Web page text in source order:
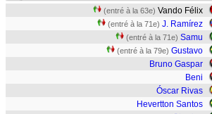
(entré à la 63e) Vando Félix
(entré à la 71e) J. Ramírez
(entré à la 71e) Samu
(entré à la 79e) Gustavo
Bruno Gaspar
Beni
Óscar Rivas
Hevertton Santos